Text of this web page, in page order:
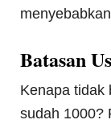
Batasan
Kenapa tidak
sudah 1000?